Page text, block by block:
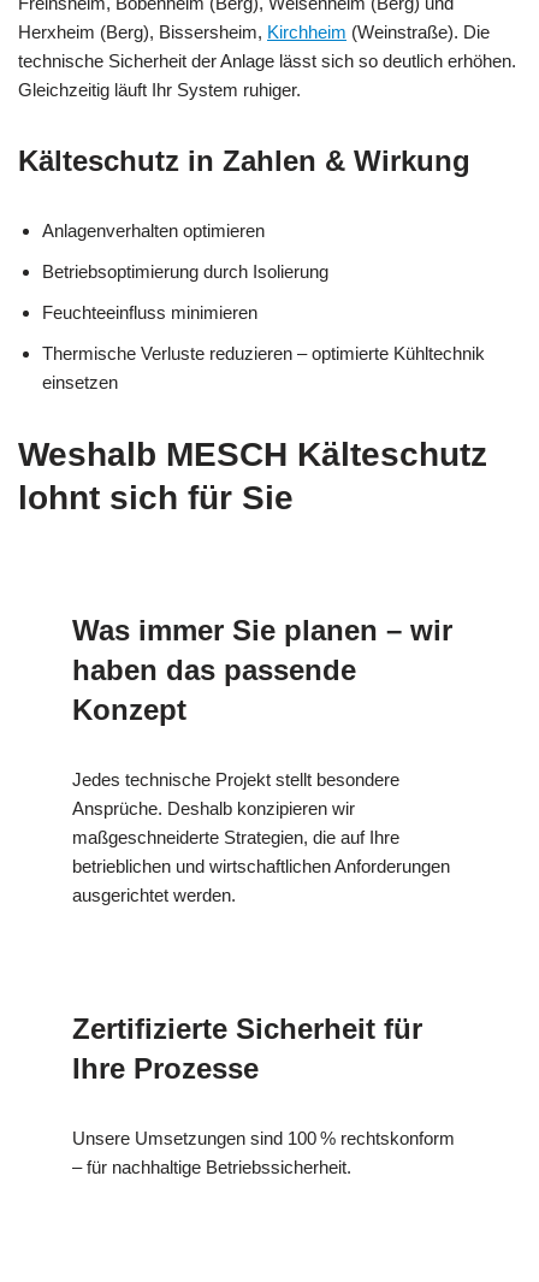
Herxheim (Berg), Bissersheim, Kirchheim (Weinstraße). Die
technische Sicherheit der Anlage lässt sich so deutlich erhöhen.
Gleichzeitig läuft Ihr System ruhiger.
Kälteschutz in Zahlen & Wirkung
Anlagenverhalten optimieren
Betriebsoptimierung durch Isolierung
Feuchteeinfluss minimieren
Thermische Verluste reduzieren – optimierte Kühltechnik
einsetzen
Weshalb MESCH Kälteschutz
lohnt sich für Sie
Was immer Sie planen – wir
haben das passende
Konzept
Jedes technische Projekt stellt besondere
Ansprüche. Deshalb konzipieren wir
maßgeschneiderte Strategien, die auf Ihre
betrieblichen und wirtschaftlichen Anforderungen
ausgerichtet werden.
Zertifizierte Sicherheit für
Ihre Prozesse
Unsere Umsetzungen sind 100 % rechtskonform
– für nachhaltige Betriebssicherheit.